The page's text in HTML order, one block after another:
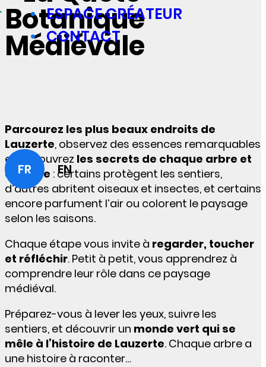
ESPACE CRÉATEUR
CONTACT
FR EN
Botanique
Médiévale
Parcourez les plus beaux endroits de
Lauzerte, observez des essences remarquables
et découvrez les secrets de chaque arbre et
arbuste : certains protègent les sentiers,
d’autres abritent oiseaux et insectes, et certains
encore parfument l’air ou colorent le paysage
selon les saisons.
Chaque étape vous invite à regarder, toucher
et réfléchir. Petit à petit, vous apprendrez à
comprendre leur rôle dans ce paysage
médiéval.
Préparez-vous à lever les yeux, suivre les
sentiers, et découvrir un monde vert qui se
mêle à l’histoire de Lauzerte. Chaque arbre a
une histoire à raconter…